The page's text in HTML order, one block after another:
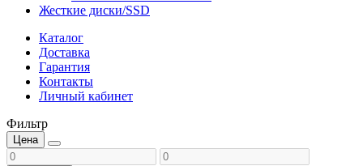
Жесткие диски/SSD
Каталог
Доставка
Гарантия
Контакты
Личный кабинет
Фильтр
Цена